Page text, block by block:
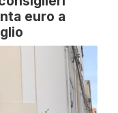
euro a